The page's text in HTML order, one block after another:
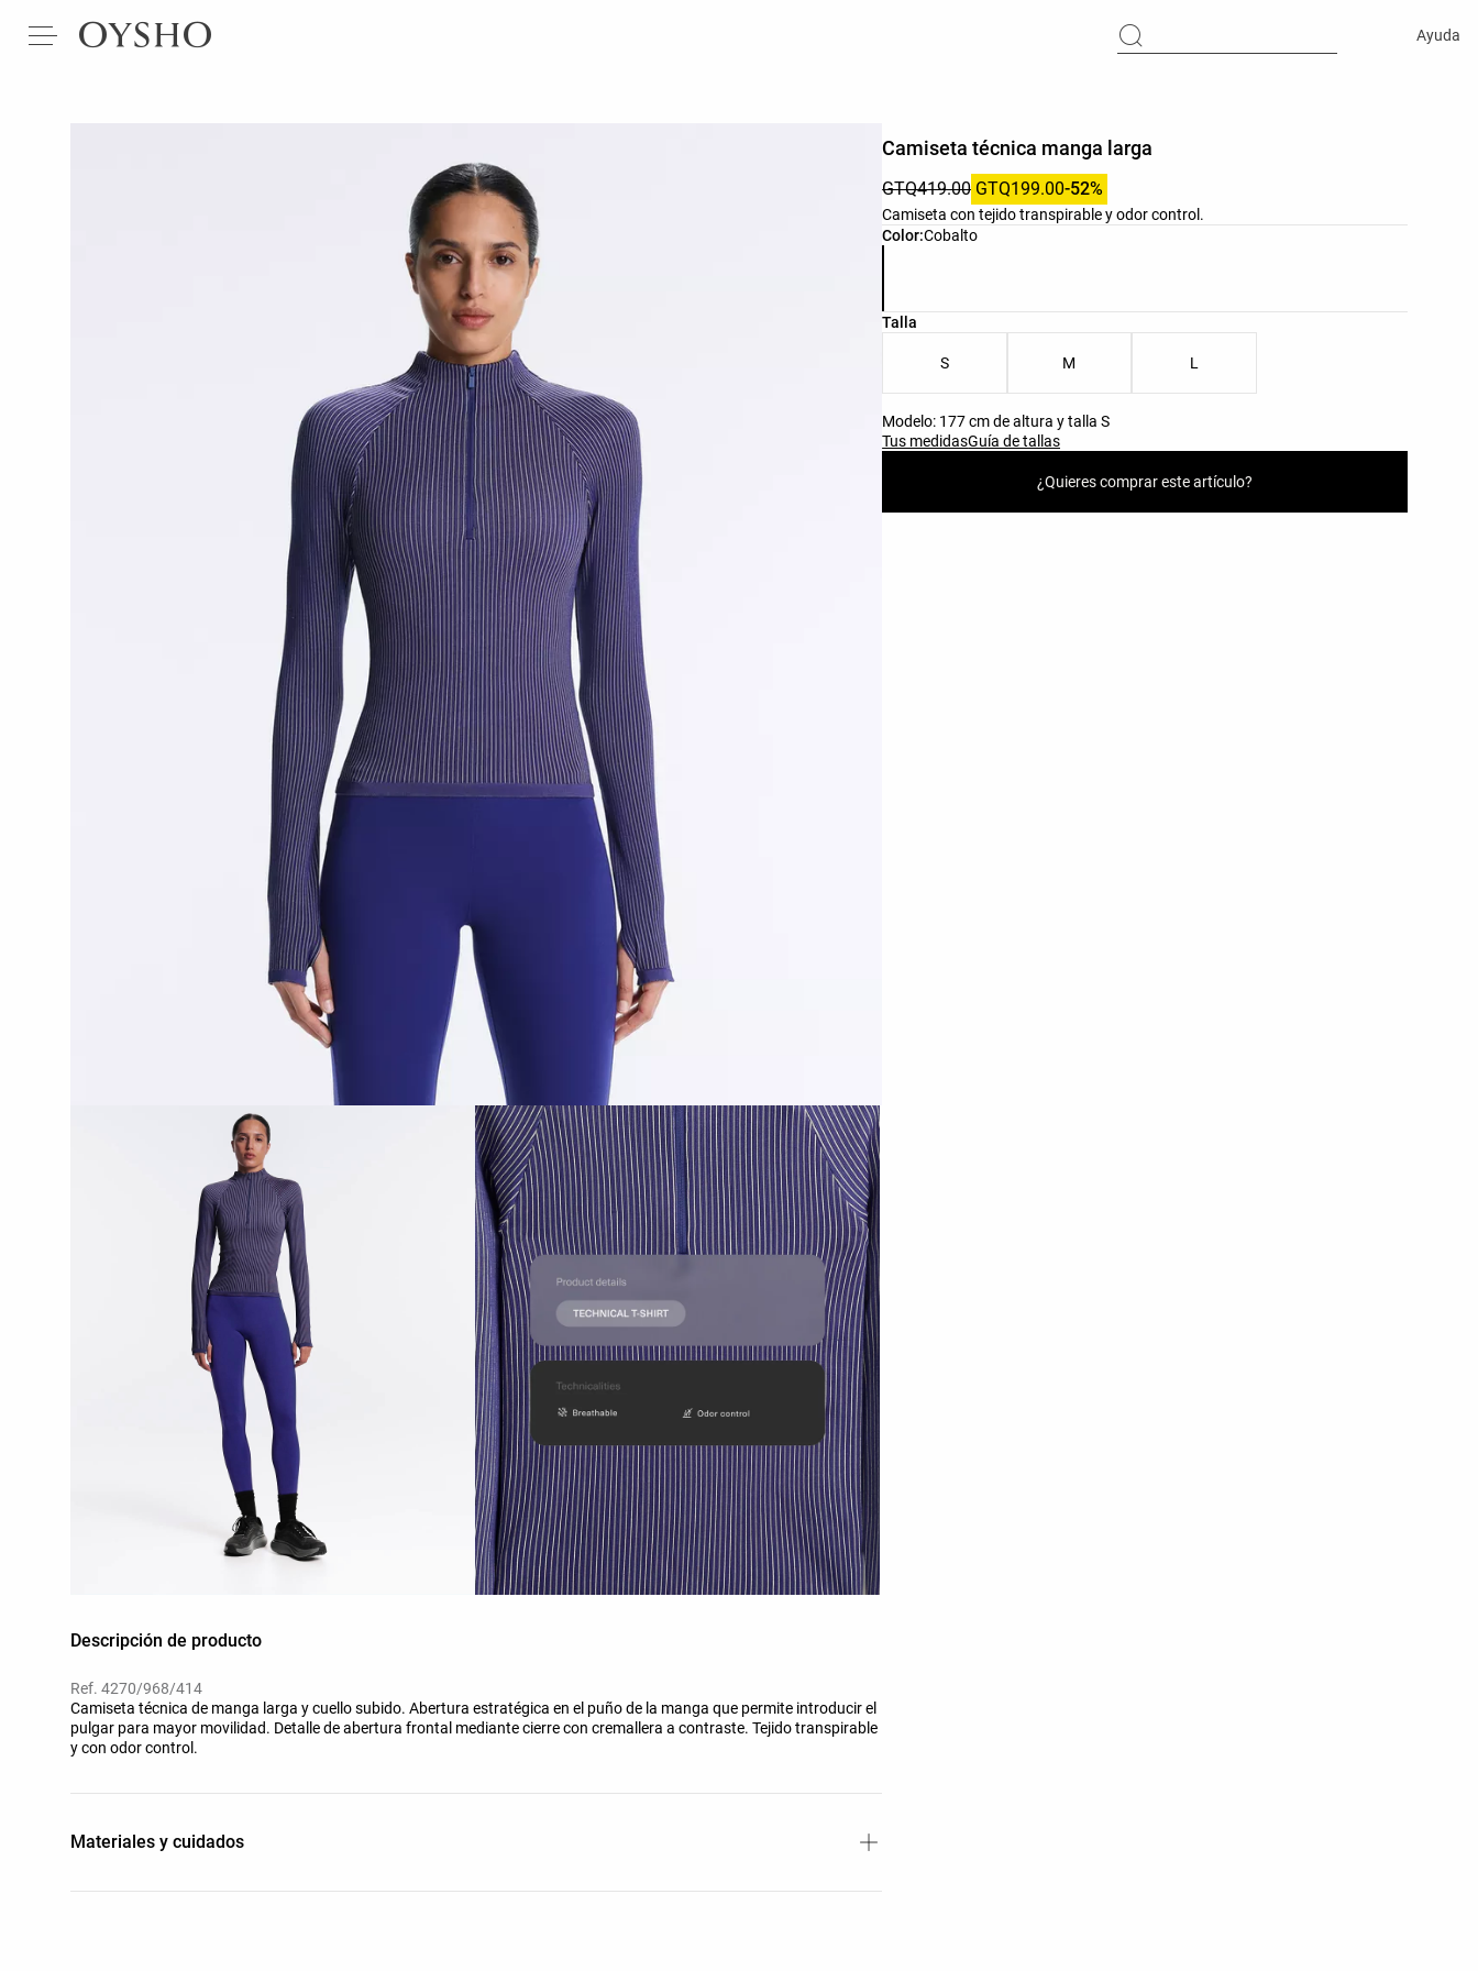
Ayuda
Descripción de producto
Ref. 4270/968/414
Camiseta técnica de manga larga y cuello subido. Abertura estratégica en el puño de la manga que permite introducir el
pulgar para mayor movilidad. Detalle de abertura frontal mediante cierre con cremallera a contraste. Tejido transpirable
y con odor control.
Materiales y cuidados
Color:Cobalto
Lista de colores del producto
Camiseta técnica manga larga
GTQ419.00 GTQ199.00-52%
Camiseta con tejido transpirable y odor control.
Talla
Lista de tallas del producto
S M L
Modelo: 177 cm de altura y talla S
Tus medidasGuía de tallas
¿Quieres comprar este artículo?